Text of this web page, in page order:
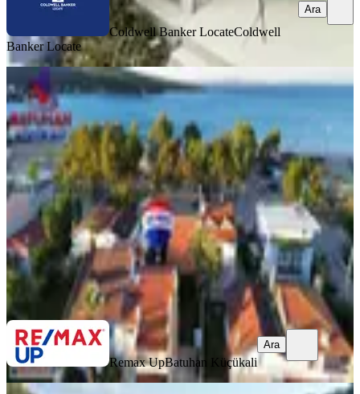
Coldwell Banker LocateColdwell
Banker Locate
Ara
EŞYALI
Balıklıova'nın En Özel
Konumlarımdan Biri Satışta
İzmir, Urla
4+1
212 m² ·2. Kat · 09.07.2026
18.000.000 ₺
Remax Up Batuhan Küçükali
Remax UpBatuhan Küçükali
Ara
MANZARALI